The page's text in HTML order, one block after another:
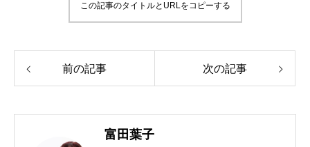
この記事のタイトルとURLをコピーする
前の記事 次の記事
富田葉子